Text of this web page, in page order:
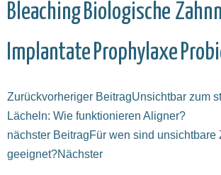
Bleaching Biologische
Implantate Prophylaxe
Zurückvorheriger BeitragUnsichtbar zum
Lächeln: Wie funktionieren Aligner?
nächster BeitragFür wen sind unsichtbare
geeignet?Nächster